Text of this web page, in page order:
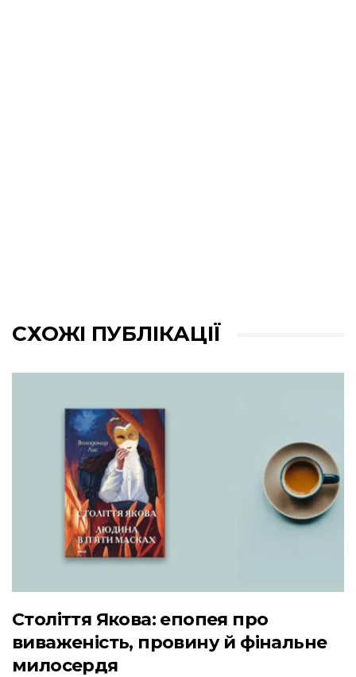
СХОЖІ ПУБЛІКАЦІЇ
Століття Якова: епопея про
виваженість, провину й фінальне
милосердя